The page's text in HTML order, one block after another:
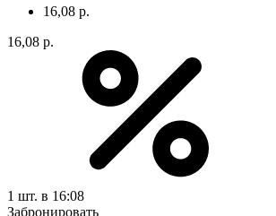
16,08 р.
16,08 р.
1 шт. в 16:08
Забронировать